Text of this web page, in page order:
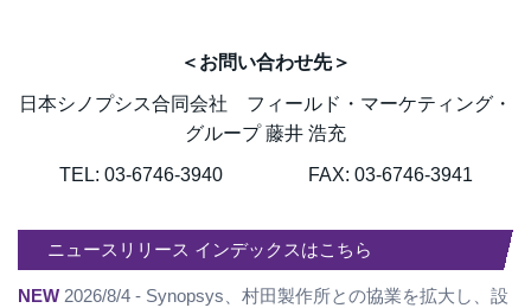
＜お問い合わせ先＞
日本シノプシス合同会社 フィールド・マーケティング・
グループ 藤井 浩充
TEL: 03-6746-3940 FAX: 03-6746-3941
ニュースリリース インデックスはこちら
NEW 2026/8/4 - Synopsys、村田製作所との協業を拡大し、設